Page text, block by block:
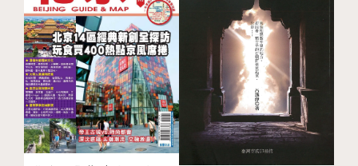
03 元町・中華街
04 鎌倉駅
05 長谷寺
06 江之島
07 箱根
08 箱根湯本
09 強羅